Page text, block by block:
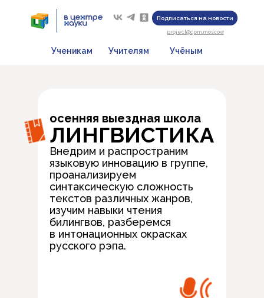
Ученикам Учителям Учёным
Подписаться на новости
project@cpm.moscow
осенняя выездная школа
ЛИНГВИСТИКА
Внедрим и распространим
языковую инновацию в группе,
проанализируем
синтаксическую сложность
текстов различных жанров,
изучим навыки чтения
билингвов, разберемся
в интонационных окрасках
русского рэпа.